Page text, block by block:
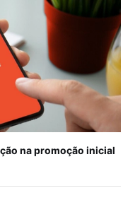
na promoção inicial